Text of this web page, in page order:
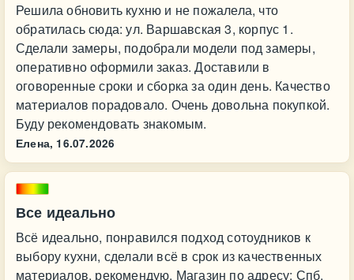
Решила обновить кухню и не пожалела, что
обратилась сюда: ул. Варшавская 3, корпус 1.
Сделали замеры, подобрали модели под замеры,
оперативно оформили заказ. Доставили в
оговоренные сроки и сборка за один день. Качество
материалов порадовало. Очень довольна покупкой.
Буду рекомендовать знакомым.
Елена, 16.07.2026
Все идеально
Всё идеально, понравился подход сотоудников к
выбору кухни, сделали всё в срок из качественных
материалов, рекомендую. Магазин по адресу: Спб,